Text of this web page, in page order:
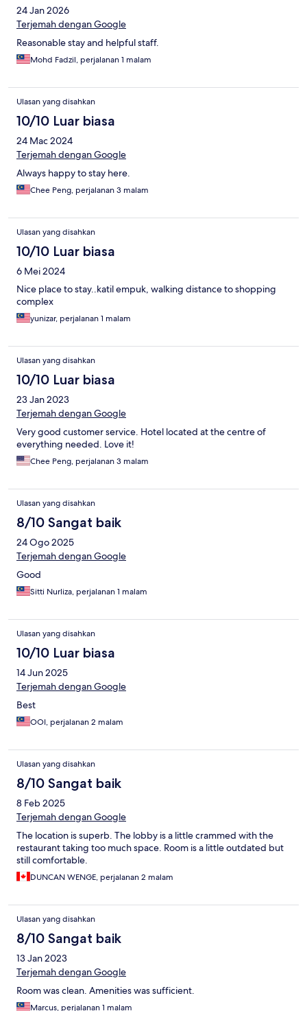
24 Jan 2026
Terjemah dengan Google
Reasonable stay and helpful staff.
Mohd Fadzil, perjalanan 1 malam
Ulasan yang disahkan
10/10 Luar biasa
24 Mac 2024
Terjemah dengan Google
Always happy to stay here.
Chee Peng, perjalanan 3 malam
Ulasan yang disahkan
10/10 Luar biasa
6 Mei 2024
Nice place to stay..katil empuk, walking distance to shopping
complex
yunizar, perjalanan 1 malam
Ulasan yang disahkan
10/10 Luar biasa
23 Jan 2023
Terjemah dengan Google
Very good customer service. Hotel located at the centre of
everything needed. Love it!
Chee Peng, perjalanan 3 malam
Ulasan yang disahkan
8/10 Sangat baik
24 Ogo 2025
Terjemah dengan Google
Good
Sitti Nurliza, perjalanan 1 malam
Ulasan yang disahkan
10/10 Luar biasa
14 Jun 2025
Terjemah dengan Google
Best
OOI, perjalanan 2 malam
Ulasan yang disahkan
8/10 Sangat baik
8 Feb 2025
Terjemah dengan Google
The location is superb. The lobby is a little crammed with the
restaurant taking too much space. Room is a little outdated but
still comfortable.
DUNCAN WENGE, perjalanan 2 malam
Ulasan yang disahkan
8/10 Sangat baik
13 Jan 2023
Terjemah dengan Google
Room was clean. Amenities was sufficient.
Marcus, perjalanan 1 malam